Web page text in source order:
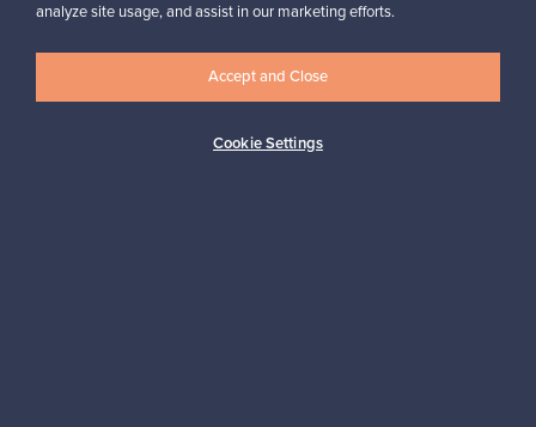
Aitoa designia Turvalliset maksut
analyze site usage, and assist in our marketing efforts.
Cookie Settings
Accept and Close